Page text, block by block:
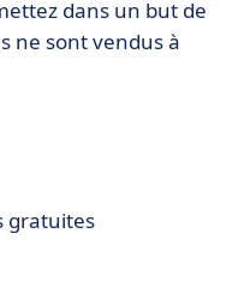
dans un but de
ne sont vendus à
gratuites